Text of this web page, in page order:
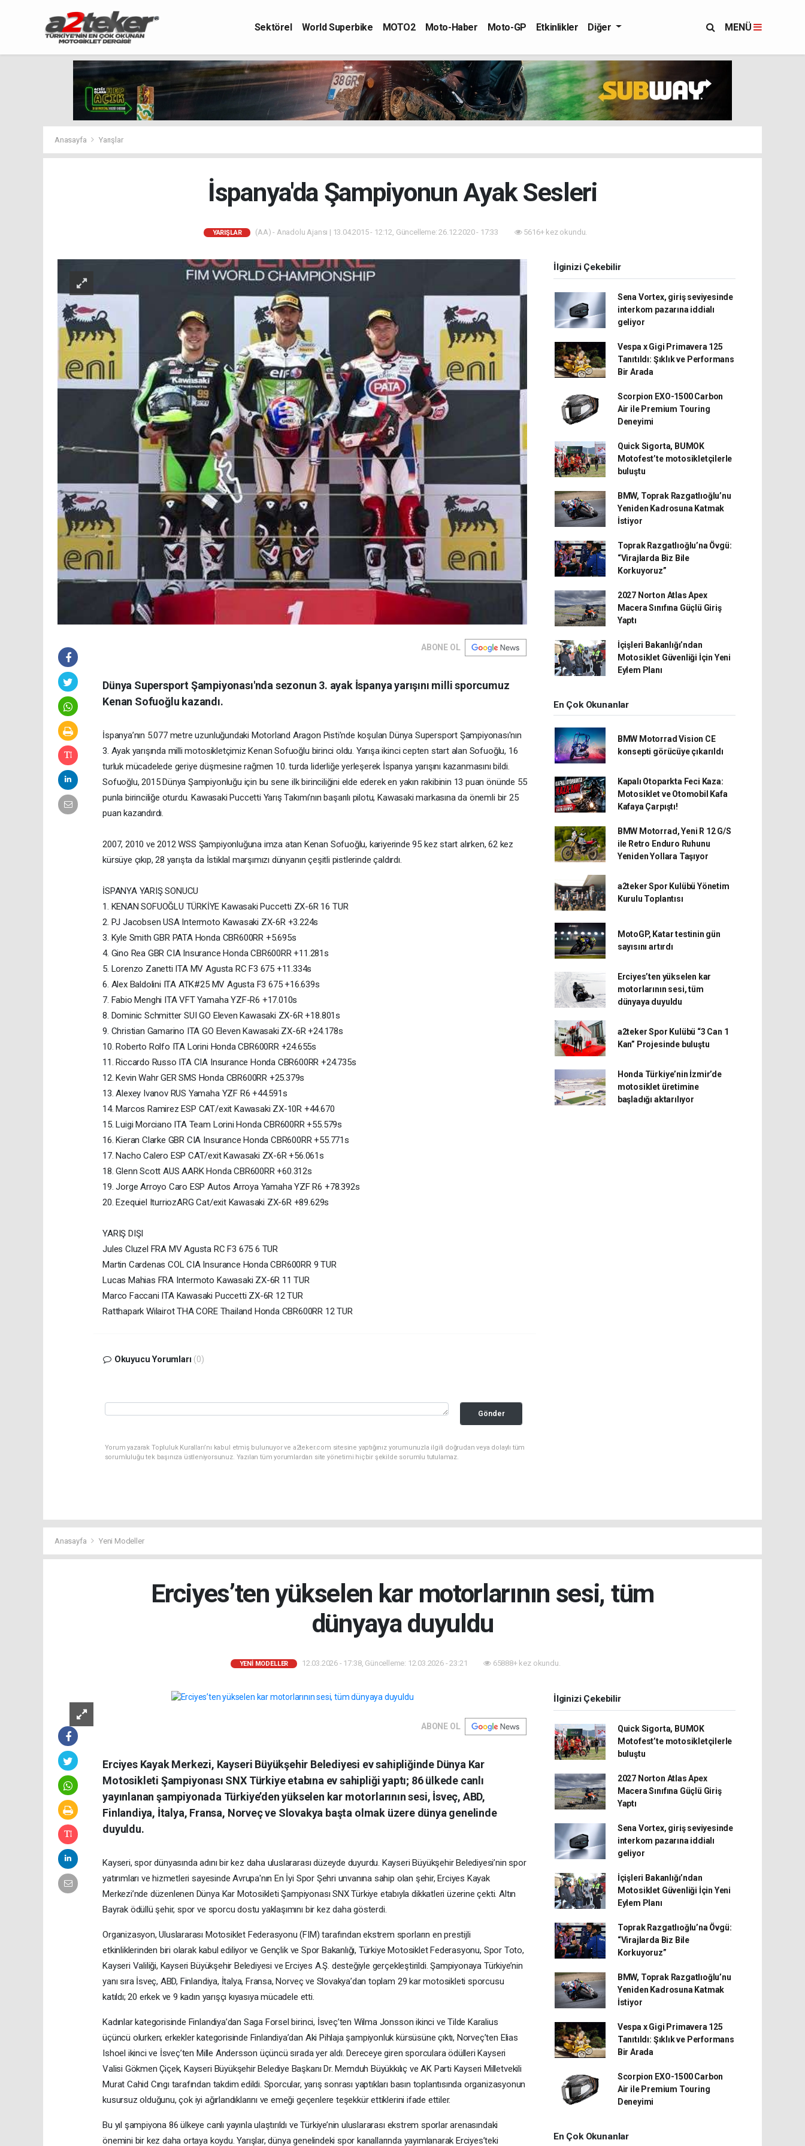
Sektörel World Superbike MOTO2 Moto-Haber Moto-GP Etkinlikler Diğer MENÜ
Anasayfa Yarışlar
İspanya'da Şampiyonun Ayak Sesleri
YARIŞLAR (AA) - Anadolu Ajansı | 13.04.2015 - 12:12, Güncelleme: 26.12.2020 - 17:33 5616+ kez okundu.
ABONE OL
Dünya Supersport Şampiyonası'nda sezonun 3. ayak İspanya yarışını milli sporcumuz
Kenan Sofuoğlu kazandı.
İspanya’nın 5.077 metre uzunluğundaki Motorland Aragon Pisti'nde koşulan Dünya Supersport Şampiyonası'nın
3. Ayak yarışında milli motosikletçimiz Kenan Sofuoğlu birinci oldu. Yarışa ikinci cepten start alan Sofuoğlu, 16
turluk mücadelede geriye düşmesine rağmen 10. turda liderliğe yerleşerek İspanya yarışını kazanmasını bildi.
Sofuoğlu, 2015 Dünya Şampiyonluğu için bu sene ilk birinciliğini elde ederek en yakın rakibinin 13 puan önünde 55
punla birinciliğe oturdu. Kawasaki Puccetti Yarış Takımı’nın başarılı pilotu, Kawasaki markasına da önemli bir 25
puan kazandırdı.
2007, 2010 ve 2012 WSS Şampiyonluğuna imza atan Kenan Sofuoğlu, kariyerinde 95 kez start alırken, 62 kez
kürsüye çıkıp, 28 yarışta da İstiklal marşımızı dünyanın çeşitli pistlerinde çaldırdı.
İSPANYA YARIŞ SONUCU
1. KENAN SOFUOĞLU TÜRKİYE Kawasaki Puccetti ZX-6R 16 TUR
2. PJ Jacobsen USA Intermoto Kawasaki ZX-6R +3.224s
3. Kyle Smith GBR PATA Honda CBR600RR +5.695s
4. Gino Rea GBR CIA Insurance Honda CBR600RR +11.281s
5. Lorenzo Zanetti ITA MV Agusta RC F3 675 +11.334s
6. Alex Baldolini ITA ATK#25 MV Agusta F3 675 +16.639s
7. Fabio Menghi ITA VFT Yamaha YZF-R6 +17.010s
8. Dominic Schmitter SUI GO Eleven Kawasaki ZX-6R +18.801s
9. Christian Gamarino ITA GO Eleven Kawasaki ZX-6R +24.178s
10. Roberto Rolfo ITA Lorini Honda CBR600RR +24.655s
11. Riccardo Russo ITA CIA Insurance Honda CBR600RR +24.735s
12. Kevin Wahr GER SMS Honda CBR600RR +25.379s
13. Alexey Ivanov RUS Yamaha YZF R6 +44.591s
14. Marcos Ramirez ESP CAT/exit Kawasaki ZX-10R +44.670
15. Luigi Morciano ITA Team Lorini Honda CBR600RR +55.579s
16. Kieran Clarke GBR CIA Insurance Honda CBR600RR +55.771s
17. Nacho Calero ESP CAT/exit Kawasaki ZX-6R +56.061s
18. Glenn Scott AUS AARK Honda CBR600RR +60.312s
19. Jorge Arroyo Caro ESP Autos Arroya Yamaha YZF R6 +78.392s
20. Ezequiel IturriozARG Cat/exit Kawasaki ZX-6R +89.629s
YARIŞ DIŞI
Jules Cluzel FRA MV Agusta RC F3 675 6 TUR
Martin Cardenas COL CIA Insurance Honda CBR600RR 9 TUR
Lucas Mahias FRA Intermoto Kawasaki ZX-6R 11 TUR
Marco Faccani ITA Kawasaki Puccetti ZX-6R 12 TUR
Ratthapark Wilairot THA CORE Thailand Honda CBR600RR 12 TUR
Okuyucu Yorumları (0)
Gönder
Yorum yazarak Topluluk Kuralları’nı kabul etmiş bulunuyor ve a2teker.com sitesine yaptığınız yorumunuzla ilgili doğrudan veya dolaylı tüm
sorumluluğu tek başınıza üstleniyorsunuz. Yazılan tüm yorumlardan site yönetimi hiçbir şekilde sorumlu tutulamaz.
İlginizi Çekebilir
Sena Vortex, giriş seviyesinde
interkom pazarına iddialı
geliyor
Vespa x Gigi Primavera 125
Tanıtıldı: Şıklık ve Performans
Bir Arada
Scorpion EXO-1500 Carbon
Air ile Premium Touring
Deneyimi
Quick Sigorta, BUMOK
Motofest’te motosikletçilerle
buluştu
BMW, Toprak Razgatlıoğlu’nu
Yeniden Kadrosuna Katmak
İstiyor
Toprak Razgatlıoğlu’na Övgü:
“Virajlarda Biz Bile
Korkuyoruz”
2027 Norton Atlas Apex
Macera Sınıfına Güçlü Giriş
Yaptı
İçişleri Bakanlığı’ndan
Motosiklet Güvenliği İçin Yeni
Eylem Planı
En Çok Okunanlar
BMW Motorrad Vision CE
konsepti görücüye çıkarıldı
Kapalı Otoparkta Feci Kaza:
Motosiklet ve Otomobil Kafa
Kafaya Çarpıştı!
BMW Motorrad, Yeni R 12 G/S
ile Retro Enduro Ruhunu
Yeniden Yollara Taşıyor
a2teker Spor Kulübü Yönetim
Kurulu Toplantısı
MotoGP, Katar testinin gün
sayısını artırdı
Erciyes’ten yükselen kar
motorlarının sesi, tüm
dünyaya duyuldu
a2teker Spor Kulübü “3 Can 1
Kan” Projesinde buluştu
Honda Türkiye’nin İzmir’de
motosiklet üretimine
başladığı aktarılıyor
Anasayfa Yeni Modeller
Erciyes’ten yükselen kar motorlarının sesi, tüm
dünyaya duyuldu
YENI MODELLER 12.03.2026 - 17:38, Güncelleme: 12.03.2026 - 23:21 65888+ kez okundu.
ABONE OL
Erciyes Kayak Merkezi, Kayseri Büyükşehir Belediyesi ev sahipliğinde Dünya Kar
Motosikleti Şampiyonası SNX Türkiye etabına ev sahipliği yaptı; 86 ülkede canlı
yayınlanan şampiyonada Türkiye’den yükselen kar motorlarının sesi, İsveç, ABD,
Finlandiya, İtalya, Fransa, Norveç ve Slovakya başta olmak üzere dünya genelinde
duyuldu.
Kayseri, spor dünyasında adını bir kez daha uluslararası düzeyde duyurdu. Kayseri Büyükşehir Belediyesi’nin spor
yatırımları ve hizmetleri sayesinde Avrupa'nın En İyi Spor Şehri unvanına sahip olan şehir, Erciyes Kayak
Merkezi’nde düzenlenen Dünya Kar Motosikleti Şampiyonası SNX Türkiye etabıyla dikkatleri üzerine çekti. Altın
Bayrak ödüllü şehir, spor ve sporcu dostu yaklaşımını bir kez daha gösterdi.
Organizasyon, Uluslararası Motosiklet Federasyonu (FIM) tarafından ekstrem sporların en prestijli
etkinliklerinden biri olarak kabul ediliyor ve Gençlik ve Spor Bakanlığı, Türkiye Motosiklet Federasyonu, Spor Toto,
Kayseri Valiliği, Kayseri Büyükşehir Belediyesi ve Erciyes A.Ş. desteğiyle gerçekleştirildi. Şampiyonaya Türkiye’nin
yanı sıra İsveç, ABD, Finlandiya, İtalya, Fransa, Norveç ve Slovakya’dan toplam 29 kar motosikleti sporcusu
katıldı; 20 erkek ve 9 kadın yarışçı kıyasıya mücadele etti.
Kadınlar kategorisinde Finlandiya’dan Saga Forsel birinci, İsveç’ten Wilma Jonsson ikinci ve Tilde Karalius
üçüncü olurken; erkekler kategorisinde Finlandiya’dan Aki Pihlaja şampiyonluk kürsüsüne çıktı, Norveç’ten Elias
Ishoel ikinci ve İsveç’ten Mille Andersson üçüncü sırada yer aldı. Dereceye giren sporculara ödülleri Kayseri
Valisi Gökmen Çiçek, Kayseri Büyükşehir Belediye Başkanı Dr. Memduh Büyükkılıç ve AK Parti Kayseri Milletvekili
Murat Cahid Cıngı tarafından takdim edildi. Sporcular, yarış sonrası yaptıkları basın toplantısında organizasyonun
kusursuz olduğunu, çok iyi ağırlandıklarını ve emeği geçenlere teşekkür ettiklerini ifade ettiler.
Bu yıl şampiyona 86 ülkeye canlı yayınla ulaştırıldı ve Türkiye’nin uluslararası ekstrem sporlar arenasındaki
önemini bir kez daha ortaya koydu. Yarışlar, dünya genelindeki spor kanallarında yayımlanarak Erciyes’teki
İlginizi Çekebilir
Quick Sigorta, BUMOK
Motofest’te motosikletçilerle
buluştu
2027 Norton Atlas Apex
Macera Sınıfına Güçlü Giriş
Yaptı
Sena Vortex, giriş seviyesinde
interkom pazarına iddialı
geliyor
İçişleri Bakanlığı’ndan
Motosiklet Güvenliği İçin Yeni
Eylem Planı
Toprak Razgatlıoğlu’na Övgü:
“Virajlarda Biz Bile
Korkuyoruz”
BMW, Toprak Razgatlıoğlu’nu
Yeniden Kadrosuna Katmak
İstiyor
Vespa x Gigi Primavera 125
Tanıtıldı: Şıklık ve Performans
Bir Arada
Scorpion EXO-1500 Carbon
Air ile Premium Touring
Deneyimi
En Çok Okunanlar